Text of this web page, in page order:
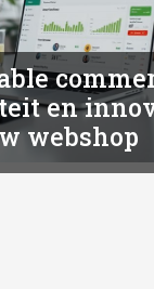
en
webshop